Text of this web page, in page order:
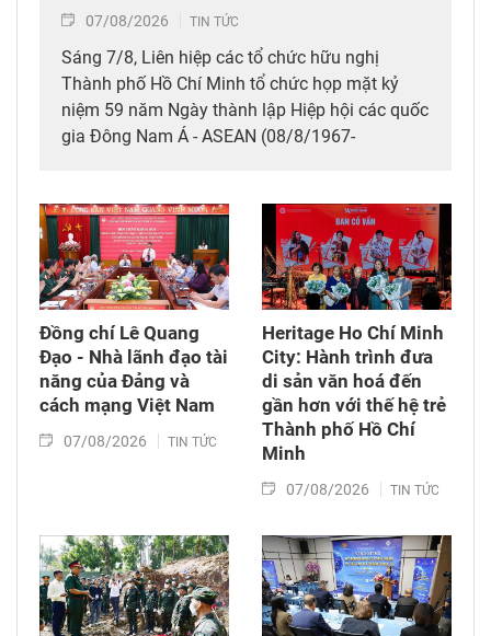
07/08/2026 TIN TỨC
Sáng 7/8, Liên hiệp các tổ chức hữu nghị
Thành phố Hồ Chí Minh tổ chức họp mặt kỷ
niệm 59 năm Ngày thành lập Hiệp hội các quốc
gia Đông Nam Á - ASEAN (08/8/1967-
Đồng chí Lê Quang
Đạo - Nhà lãnh đạo tài
năng của Đảng và
cách mạng Việt Nam​
07/08/2026 TIN TỨC
Heritage Ho Chí Minh
City: Hành trình đưa
di sản văn hoá đến
gần hơn với thế hệ trẻ
Thành phố Hồ Chí
Minh
07/08/2026 TIN TỨC